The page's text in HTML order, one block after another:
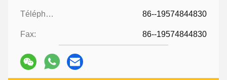
Téléphone: 86--19574844830
Fax: 86--19574844830